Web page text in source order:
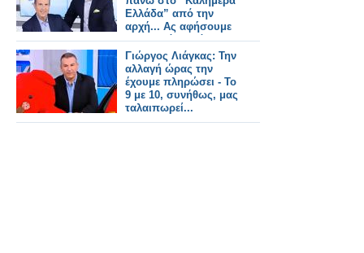
Ελλάδα” από την
αρχή... Ας αφήσουμε
τα παιδιά να κάνουν
τη δουλειά τους
Γιώργος Λιάγκας: Την
αλλαγή ώρας την
έχουμε πληρώσει - Το
9 με 10, συνήθως, μας
ταλαιπωρεί...